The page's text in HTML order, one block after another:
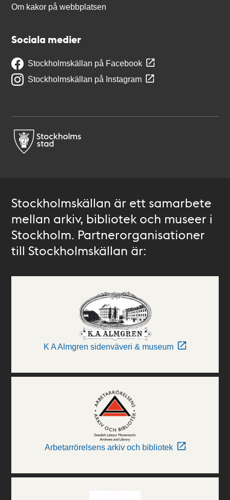
Om kakor på webbplatsen
Sociala medier
Stockholmskällan på Facebook
Stockholmskällan på Instagram
Stockholmskällan är ett samarbete
mellan arkiv, bibliotek och museer i
Stockholm. Partnerorganisationer
till Stockholmskällan är:
K A Almgren sidenväveri & museum
Arbetarrörelsens arkiv och bibliotek